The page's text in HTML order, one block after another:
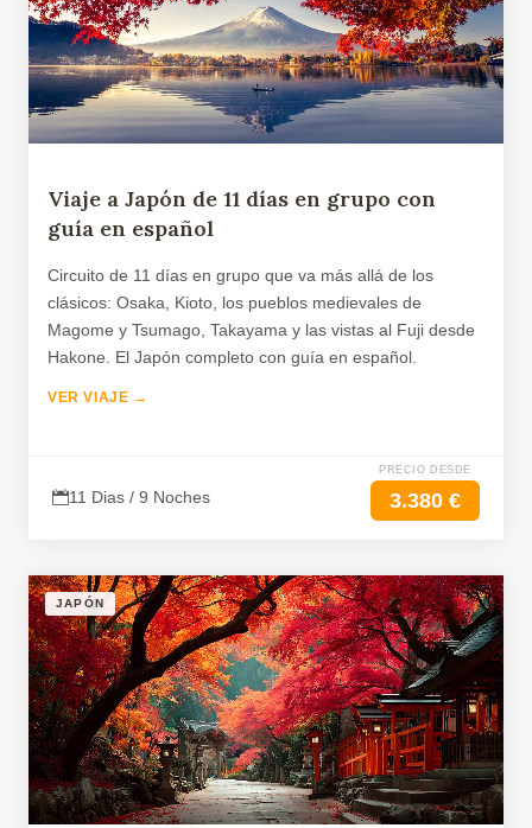
Viaje a Japón de 11 días en grupo con
guía en español
Circuito de 11 días en grupo que va más allá de los
clásicos: Osaka, Kioto, los pueblos medievales de
Magome y Tsumago, Takayama y las vistas al Fuji desde
Hakone. El Japón completo con guía en español.
VER VIAJE →
11 Dias / 9 Noches
PRECIO DESDE
3.380 €
JAPÓN